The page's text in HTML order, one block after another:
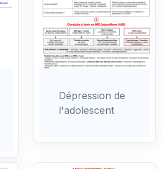
Dépression de
l'adolescent